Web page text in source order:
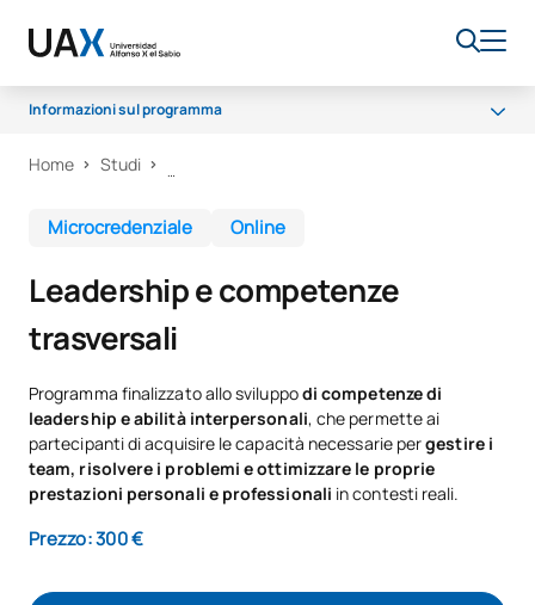
Informazioni sul programma
Perché UAX
Home Studi
Microcredenziale Online
Leadership e competenze
trasversali
Programma finalizzato allo sviluppodi competenze di
leadership e abilità interpersonali, che permette ai
partecipanti di acquisire le capacità necessarie pergestire i
team, risolvere i problemi e ottimizzare le proprie
prestazioni personali e professionali in contesti reali.
Prezzo: 300 €